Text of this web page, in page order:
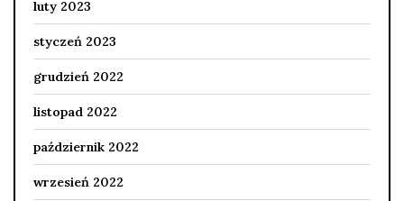
luty 2023
styczeń 2023
grudzień 2022
listopad 2022
październik 2022
wrzesień 2022